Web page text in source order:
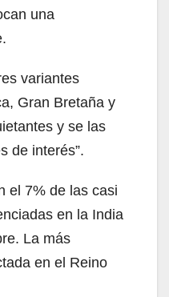
una
variantes
Gran Bretaña y
y se las
de interés”.
el 7% de las casi
en la India
La más
en el Reino